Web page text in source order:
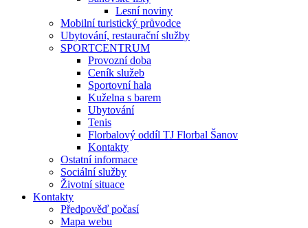
Lesní noviny
Mobilní turistický průvodce
Ubytování, restaurační služby
SPORTCENTRUM
Provozní doba
Ceník služeb
Sportovní hala
Kuželna s barem
Ubytování
Tenis
Florbalový oddíl TJ Florbal Šanov
Kontakty
Ostatní informace
Sociální služby
Životní situace
Kontakty
Předpověď počasí
Mapa webu